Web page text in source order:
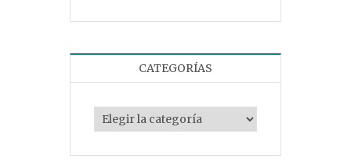
CATEGORÍAS
Categorías